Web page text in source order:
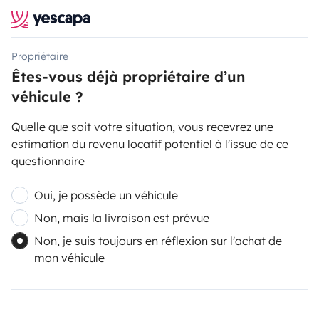
Propriétaire
Êtes-vous déjà propriétaire d’un
véhicule ?
Quelle que soit votre situation, vous recevrez une
estimation du revenu locatif potentiel à l'issue de ce
questionnaire
Oui, je possède un véhicule
Non, mais la livraison est prévue
Non, je suis toujours en réflexion sur l'achat de
mon véhicule